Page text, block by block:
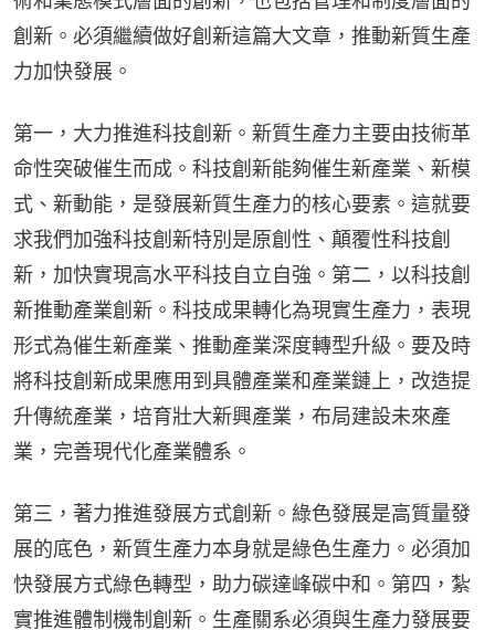
創新。必須繼續做好創新這篇大文章，推動新質生產
力加快發展。
第一，大力推進科技創新。新質生產力主要由技術革
命性突破催生而成。科技創新能夠催生新產業、新模
式、新動能，是發展新質生產力的核心要素。這就要
求我們加強科技創新特別是原創性、顛覆性科技創
新，加快實現高水平科技自立自強。第二，以科技創
新推動產業創新。科技成果轉化為現實生產力，表現
形式為催生新產業、推動產業深度轉型升級。要及時
將科技創新成果應用到具體產業和產業鏈上，改造提
升傳統產業，培育壯大新興產業，布局建設未來產
業，完善現代化產業體系。
第三，著力推進發展方式創新。綠色發展是高質量發
展的底色，新質生產力本身就是綠色生產力。必須加
快發展方式綠色轉型，助力碳達峰碳中和。第四，紮
實推進體制機制創新。生產關系必須與生產力發展要